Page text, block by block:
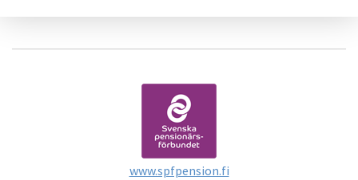
www.spfpension.fi